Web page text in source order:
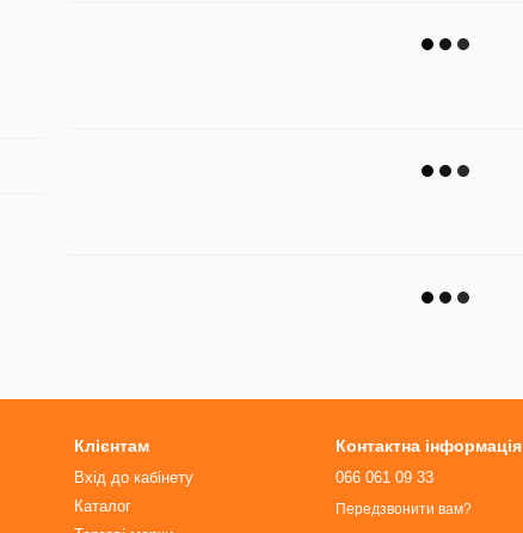
Клієнтам
Вхід до кабінету
Каталог
Контактна інформація
066 061 09 33
Передзвонити вам?